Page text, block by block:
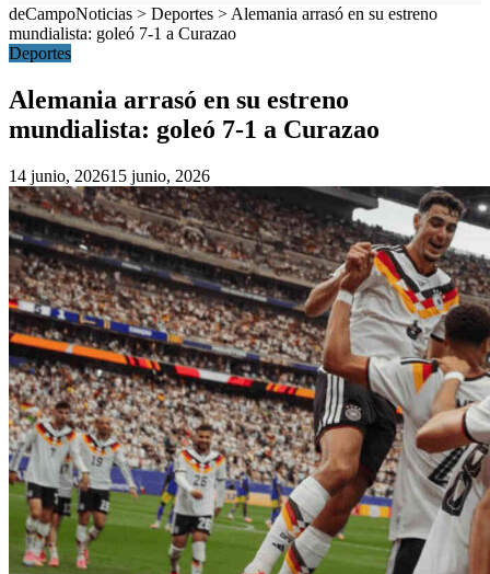
deCampoNoticias > Deportes > Alemania arrasó en su estreno
mundialista: goleó 7-1 a Curazao
Deportes
Alemania arrasó en su estreno
mundialista: goleó 7-1 a Curazao
14 junio, 202615 junio, 2026